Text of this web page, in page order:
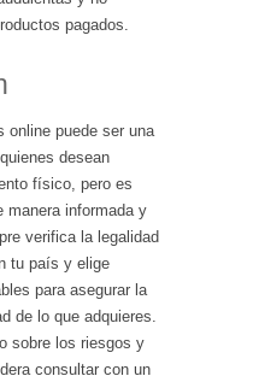
pagados.
online puede ser una
desean
físico, pero es
manera informada y
verifica la legalidad
tu país y elige
para asegurar la
de lo que adquieres.
sobre los riesgos y
consultar con un